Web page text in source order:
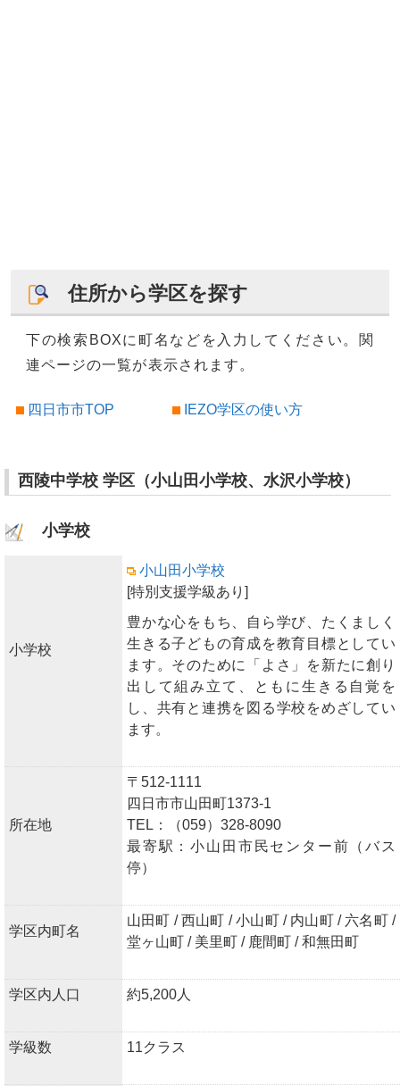
住所から学区を探す
下の検索BOXに町名などを入力してください。関
連ページの一覧が表示されます。
四日市市TOP IEZO学区の使い方
西陵中学校 学区（小山田小学校、水沢小学校）
小学校
小学校
小山田小学校
[特別支援学級あり]
豊かな心をもち、自ら学び、たくましく
生きる子どもの育成を教育目標としてい
ます。そのために「よさ」を新たに創り
出して組み立て、ともに生きる自覚を
し、共有と連携を図る学校をめざしてい
ます。
所在地
〒512-1111
四日市市山田町1373-1
TEL：（059）328-8090
最寄駅：小山田市民センター前（バス
停）
学区内町名
山田町 / 西山町 / 小山町 / 内山町 / 六名町 /
堂ヶ山町 / 美里町 / 鹿間町 / 和無田町
学区内人口 約5,200人
学級数 11クラス